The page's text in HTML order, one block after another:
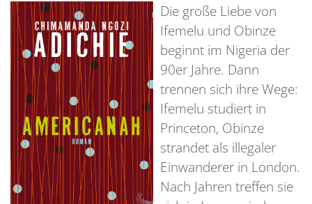
Die große Liebe von
Ifemelu und Obinze
beginnt im Nigeria der
90er Jahre. Dann
trennen sich ihre Wege:
Ifemelu studiert in
Princeton, Obinze
strandet als illegaler
Einwanderer in London.
Nach Jahren treffen sie